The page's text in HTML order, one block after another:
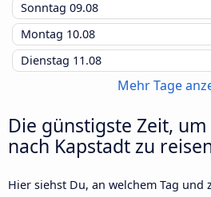
Sonntag 09.08
Montag 10.08
Dienstag 11.08
Mehr Tage
Die günstigste Zeit,
nach Kapstadt zu
Hier siehst Du, an welchem Tag und